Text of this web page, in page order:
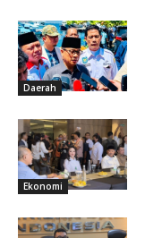
Daerah
Ekonomi